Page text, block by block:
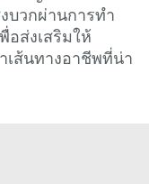
งบวกผ่านการทํา
อส่งเสริมให้
ส้นทางอาชีพที่น่า